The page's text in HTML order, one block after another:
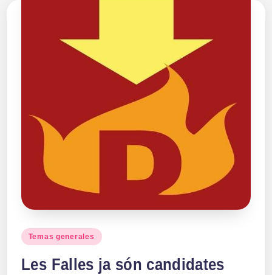
Publicado
Temas generales
Les Falles ja són candidates